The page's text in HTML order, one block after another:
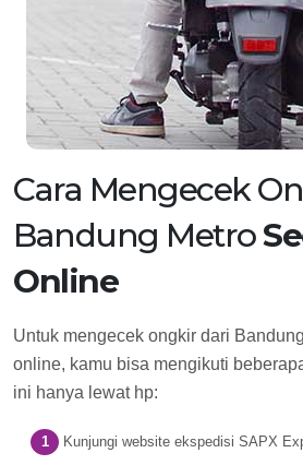
Cara Mengecek
Bandung Metro
Online
Untuk mengecek ongkir dari
online, kamu bisa mengikuti
ini hanya lewat hp:
Kunjungi website ekspedisi SAPX